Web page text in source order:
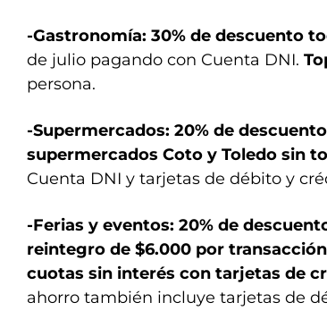
-Gastronomía: 30% de descuento
de julio pagando con Cuenta DNI.
persona.
-Supermercados: 20% de
supermercados Coto y Toledo sin
Cuenta DNI y tarjetas de débito y
-Ferias y eventos: 20% de
reintegro de $6.000 por transacción
cuotas sin interés con tarjetas de
ahorro también incluye tarjetas de